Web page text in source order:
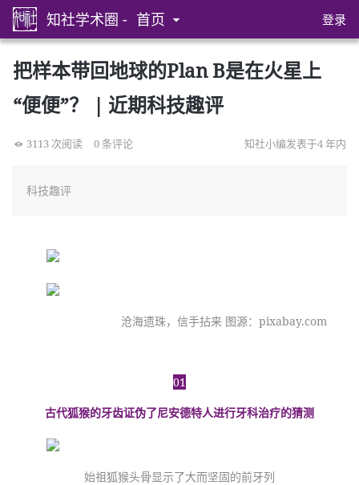
知社学术圈 - 首页 登录
把样本带回地球的Plan B是在火星上
“便便”？ | 近期科技趣评
3113 次阅读 0 条评论 知社小编发表于4 年内
科技趣评
沧海遗珠，信手拈来 图源：pixabay.com
01
古代狐猴的牙齿证伪了尼安德特人进行牙科治疗的猜测
始祖狐猴头骨显示了大而坚固的前牙列